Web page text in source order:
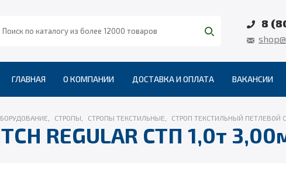
8
ГЛАВНАЯ О КОМПАНИИ ДОСТАВКА И ОПЛАТА ВАКАНСИИ
СТРОПЫ СТРОПЫ ТЕКСТИЛЬНЫЕ СТРОП ТЕКСТИЛЬНЫЙ ПЕТЛЕВОЙ
REGULAR СТП 1,0т